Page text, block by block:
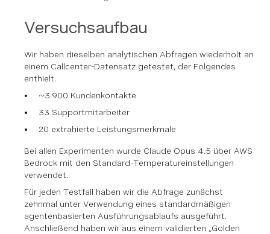
Versuchsaufbau
Wir haben dieselben analytischen Abfragen wiederholt an
einem Callcenter-Datensatz getestet, der Folgendes
enthielt:
~3.900 Kundenkontakte
33 Supportmitarbeiter
20 extrahierte Leistungsmerkmale
Bei allen Experimenten wurde Claude Opus 4.5 über AWS
Bedrock mit den Standard-Temperatureinstellungen
verwendet.
Für jeden Testfall haben wir die Abfrage zunächst
zehnmal unter Verwendung eines standardmäßigen
agentenbasierten Ausführungsablaufs ausgeführt.
Anschließend haben wir aus einem validierten „Golden